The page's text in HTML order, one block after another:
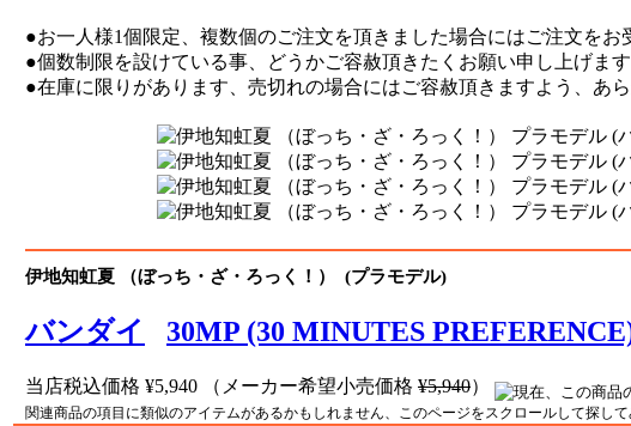
●お一人様1個限定、複数個のご注文を頂きました場合にはご注文をお
●個数制限を設けている事、どうかご容赦頂きたくお願い申し上げます
●在庫に限りがあります、売切れの場合にはご容赦頂きますよう、あ
伊地知虹夏 （ぼっち・ざ・ろっく！） (プラモデル)
バンダイ 30MP (30 MINUTES
当店税込価格 ¥5,940 （メーカー希望小売価格 ¥5,940）
関連商品の項目に類似のアイテムがあるかもしれません、このページをスクロールして探し